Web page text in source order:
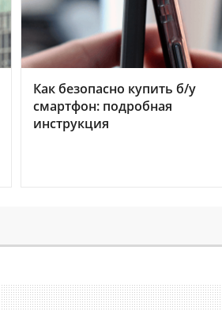
Как безопасно купить б/у
смартфон: подробная
инструкция